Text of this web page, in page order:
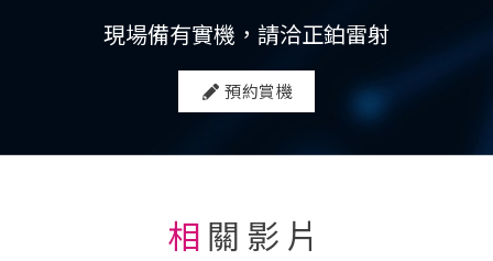
現場備有實機，請洽正鉑雷射
預約賞機
相關影片